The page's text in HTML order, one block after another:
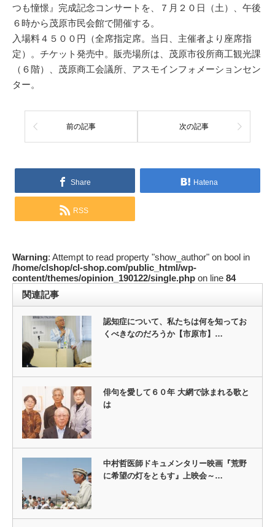
つも憧憬』完成記念コンサートを、７月２０日（土）、午後
６時から茂原市民会館で開催する。
入場料４５００円（全席指定席。当日、主催者より座席指
定）。チケット発売中。販売場所は、茂原市役所商工観光課
（６階）、茂原商工会議所、アスモインフォメーションセン
ター。
前の記事 次の記事
Share Hatena
RSS
Warning: Attempt to read property "show_author" on bool in
/home/clshop/cl-shop.com/public_html/wp-
content/themes/opinion_190122/single.php on line 84
関連記事
認知症について、私たちは何を知ってお
くべきなのだろうか【市原市】…
俳句を愛して６０年 大網で詠まれる歌と
は
中村哲医師ドキュメンタリー映画『荒野
に希望の灯をともす』上映会～…